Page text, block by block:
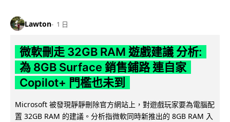
Lawton 1 日
微軟刪走 32GB RAM 遊戲建議 分析:
為 8GB Surface 銷售鋪路 連自家
Copilot+ 門檻也未到
Microsoft 被發現靜靜刪除官方網站上，對遊戲玩家要為電腦配
置 32GB RAM 的建議。分析指微軟同時新推出的 8GB RAM 入